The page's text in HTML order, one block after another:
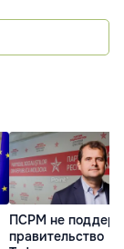
ПСРМ не
правительство